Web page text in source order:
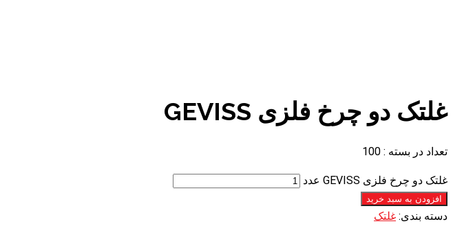
غلتک دو چرخ فلزی GEVISS
تعداد در بسته : 100
غلتک دو چرخ فلزی GEVISS عدد
افزودن به سبد خرید
دسته بندی: غلتک